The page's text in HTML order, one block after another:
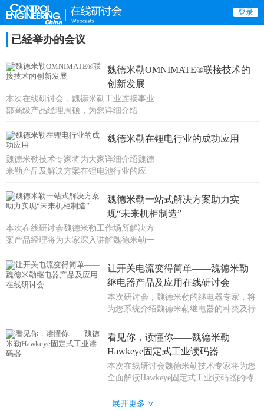
登录
已经举办的会议
魏德米勒OMNIMATE®联接技术的
创新发展
本次在线研讨会，魏德米勒工业连接事业
部高级产品经理周硕，为您详细介绍
魏德米勒在锂电行业的成功应用
魏德米勒技术专家将为大家详细介绍魏德
米勒产品及解决方案在锂电池行业的应
魏德米勒一站式解决方案助力实
现“未来机柜制造”
本次在线研讨会魏德米勒工作场所解决方
案产品经理将为大家深入讲解魏德米勒一
生...
让开关电流变得简单——魏德米勒
继电器产品及应用在线研讨会
本次研讨会，魏德米勒的继电器专家，将
为您系统介绍魏德米勒继电器的种类及行
速...
看见你，读懂你——魏德米勒
Hawkeye固定式工业读码器
本次在线研讨会魏德米勒技术专家将为您
全面解读Hawkeye固定式工业读码器的特
展开更多 ∨